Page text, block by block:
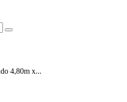
4,80m x...